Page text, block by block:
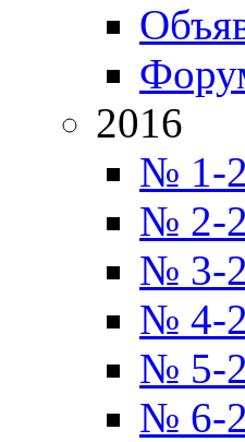
2016
№ 1-
№ 2-
№ 3-
№ 4-
№ 5-
№ 6-